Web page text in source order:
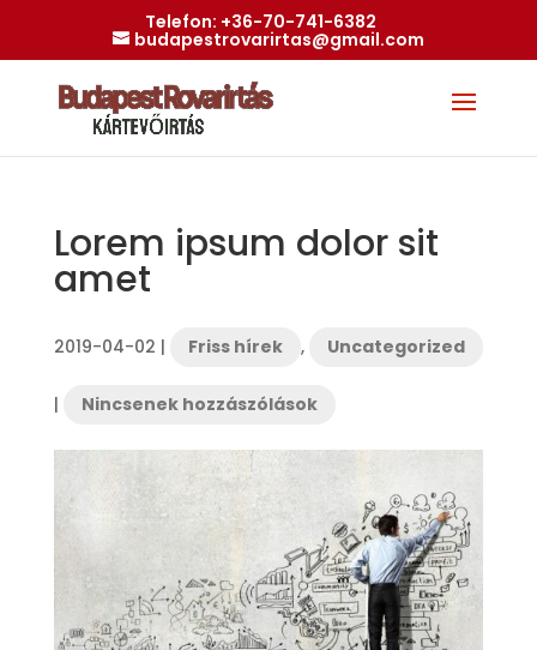
Telefon: +36-70-741-6382
budapestrovarirtas@gmail.com
Lorem ipsum dolor sit
amet
2019-04-02 | Friss hírek , Uncategorized
| Nincsenek hozzászólások